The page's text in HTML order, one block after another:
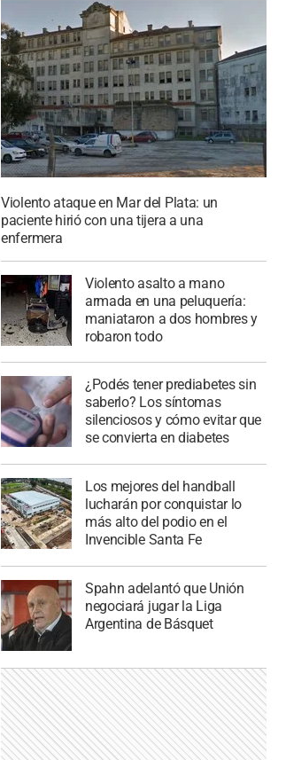
Violento ataque en Mar del Plata: un
paciente hirió con una tijera a una
enfermera
Violento asalto a mano
armada en una peluquería:
maniataron a dos hombres y
robaron todo
¿Podés tener prediabetes sin
saberlo? Los síntomas
silenciosos y cómo evitar que
se convierta en diabetes
Los mejores del handball
lucharán por conquistar lo
más alto del podio en el
Invencible Santa Fe
Spahn adelantó que Unión
negociará jugar la Liga
Argentina de Básquet